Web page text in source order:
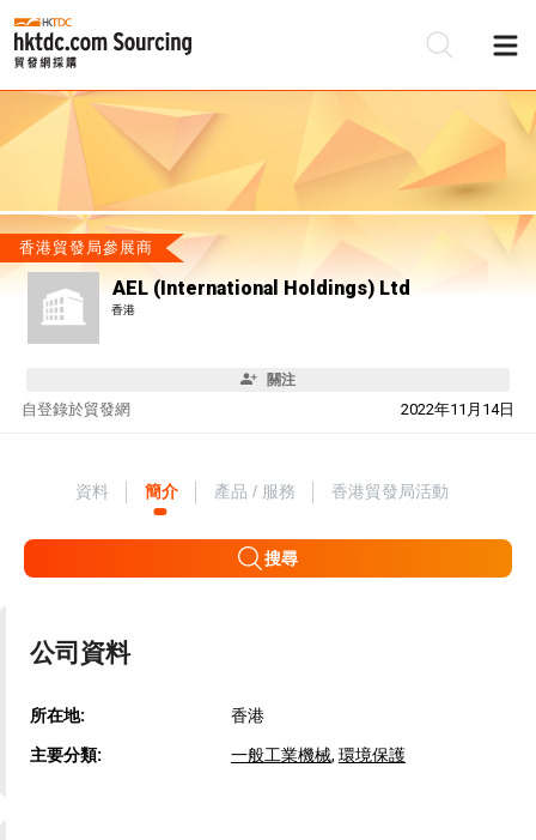
香港貿發局參展商
AEL (International Holdings) Ltd
香港
關注
自 2022年11月14日
登錄於貿發網
資料 簡介 產品 / 服務 香港貿發局活動
搜尋
公司資料
所在地: 香港
主要分類: 一般工業機械, 環境保護